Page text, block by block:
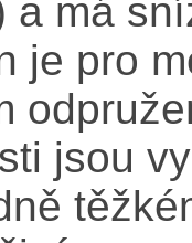
a má
je pro
jsou